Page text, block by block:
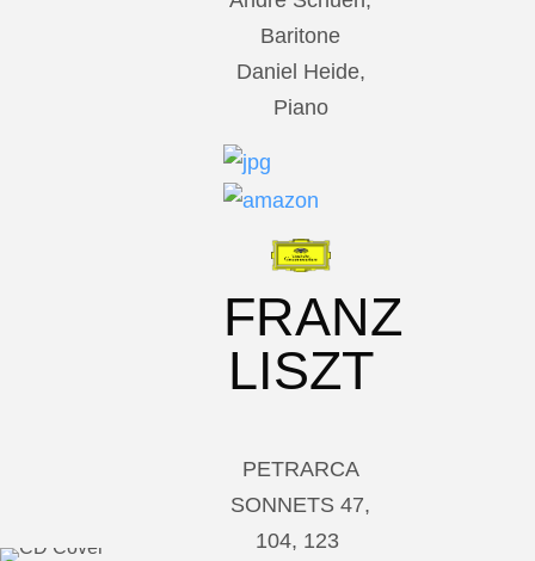
Baritone
Daniel Heide,
Piano
FRANZ
LISZT
PETRARCA
SONNETS 47,
104, 123